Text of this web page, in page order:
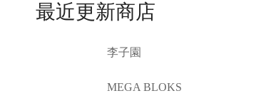
最近更新商店
李子園
MEGA BLOKS